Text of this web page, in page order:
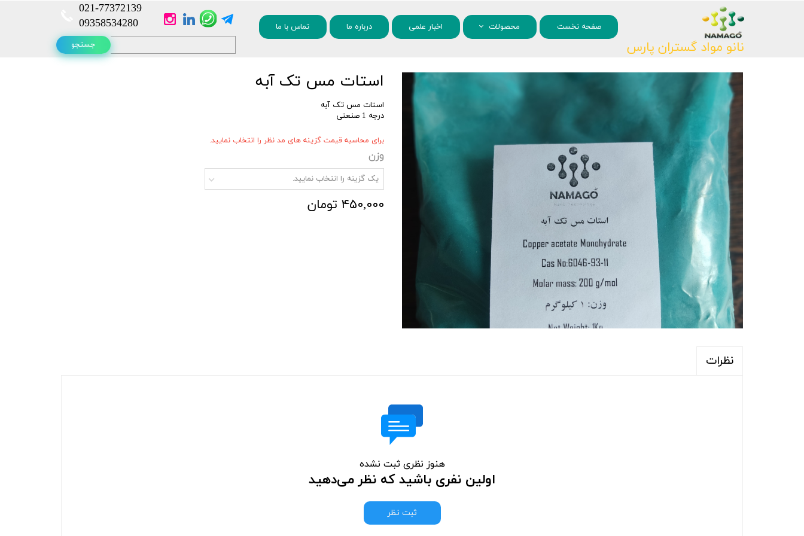
صفحه نخست محصولات اخبار علمی درباره ما تماس با ما
نانو مواد گستران پارس
021-77372139​​​​​​​
​​​​​​​09358534280
جستجو
۰
استات مس تک آبه
۴۵۰,۰۰۰ تومان
برای محاسبه قیمت گزینه های مد نظر را انتخاب نمایید.
استات مس تک آبه
درجه 1 صنعتی
وزن
یک گزینه را انتخاب نمایید.
نظرات
هنوز نظری ثبت نشده
اولین نفری باشید که نظر می‌دهید
ثبت نظر